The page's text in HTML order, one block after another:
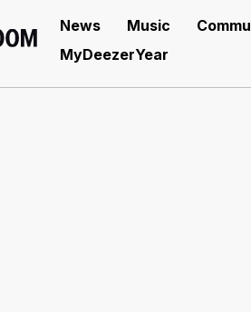
News Music
MyDeezerYear